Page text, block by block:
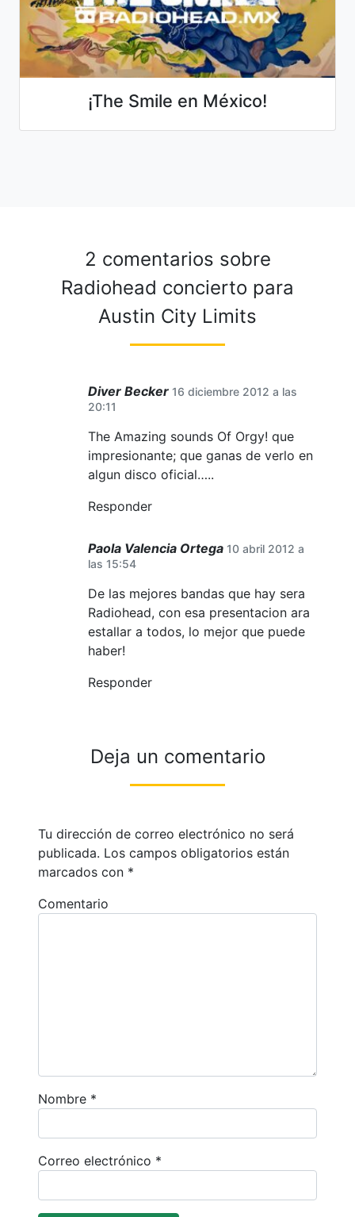
¡The Smile en México!
2 comentarios sobre
Radiohead concierto para
Austin City Limits
Diver Becker 16 diciembre 2012 a las
20:11
The Amazing sounds Of Orgy! que
impresionante; que ganas de verlo en
algun disco oficial…..
Responder
Paola Valencia Ortega 10 abril 2012 a
las 15:54
De las mejores bandas que hay sera
Radiohead, con esa presentacion ara
estallar a todos, lo mejor que puede
haber!
Responder
Deja un comentario
Tu dirección de correo electrónico no será
publicada. Los campos obligatorios están
marcados con *
Comentario
Nombre *
Correo electrónico *